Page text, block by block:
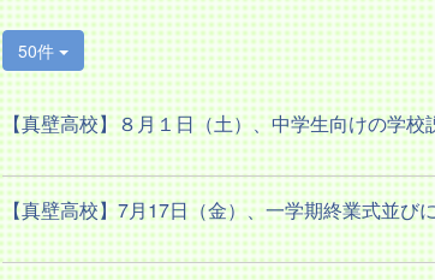
50件
【真壁高校】８月１日（土）、中学生向けの学校
【真壁高校】7月17日（金）、一学期終業式並び